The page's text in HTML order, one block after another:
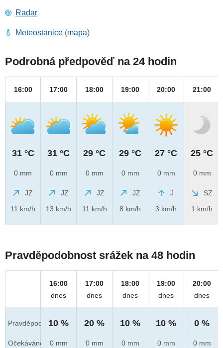
Radar
Meteostanice (mapa)
Podrobná předpověď na 24 hodin
16:00
31 °C
0 mm
JZ
11 km/h
17:00
31 °C
0 mm
JZ
13 km/h
18:00
29 °C
0 mm
JZ
11 km/h
19:00
29 °C
0 mm
JZ
8 km/h
20:00
27 °C
0 mm
J
3 km/h
21:00
25 °C
0 mm
SZ
1 km/h
Pravděpodobnost srážek na 48 hodin
Pravděpod.
Očekáváno
16:00
dnes
10 %
0 mm
17:00
dnes
20 %
0 mm
18:00
dnes
10 %
0 mm
19:00
dnes
10 %
0 mm
20:00
dnes
0 %
0 mm